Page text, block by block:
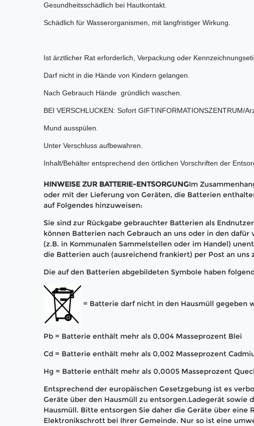
Gesundheitsschädlich bei Hautkontakt.
Schädlich für Wasserorganismen, mit langfristiger Wirkung.
Ist ärztlicher Rat erforderlich, Verpackung oder
Darf nicht in die Hände von Kindern gelangen.
Nach Gebrauch Hände gründlich waschen.
BEI VERSCHLUCKEN: Sofort GIFTINFORMATIONSZENTRUM/
Mund ausspülen.
Unter Verschluss aufbewahren.
Inhalt/Behälter entsprechend den örtlichen Vorschriften der
HINWEISE ZUR BATTERIE-ENTSORGUNGIm
oder mit der Lieferung von Geräten, die Batterien
auf Folgendes hinzuweisen:
Sie sind zur Rückgabe gebrauchter Batterien als
können Batterien nach Gebrauch an uns oder in den
(z.B. in Kommunalen Sammelstellen oder im Handel)
die Batterien auch (ausreichend frankiert) per Post an uns
Die auf den Batterien abgebildeten Symbole haben
= Batterie darf nicht in den Hausmüll gegeben
Pb = Batterie enthält mehr als 0,004 Masseprozent Blei
Cd = Batterie enthält mehr als 0,002 Masseprozent
Hg = Batterie enthält mehr als 0,0005 Masseprozent
Entsprechend der europäischen Gesetzgebung ist es
Geräte über den Hausmüll zu entsorgen.Ladegerät sowie
Hausmüll. Bitte entsorgen Sie daher die Geräte über eine
Elektronikschrott bei Ihrer Gemeinde. Nur so ist eine